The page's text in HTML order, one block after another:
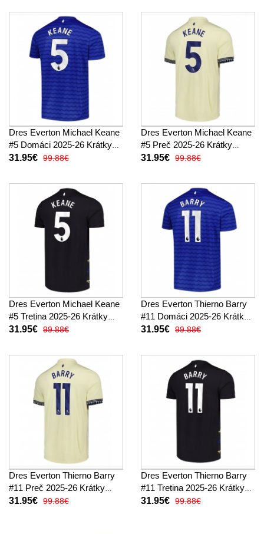
Dres Everton Michael Keane
#5 Domáci 2025-26 Krátky
Rukáv
31.95€ 99.88€
Dres Everton Michael Keane
#5 Preč 2025-26 Krátky
Rukáv
31.95€ 99.88€
Dres Everton Michael Keane
#5 Tretina 2025-26 Krátky
Rukáv
31.95€ 99.88€
Dres Everton Thierno Barry
#11 Domáci 2025-26 Krátky
Rukáv
31.95€ 99.88€
Dres Everton Thierno Barry
#11 Preč 2025-26 Krátky
Rukáv
31.95€ 99.88€
Dres Everton Thierno Barry
#11 Tretina 2025-26 Krátky
Rukáv
31.95€ 99.88€